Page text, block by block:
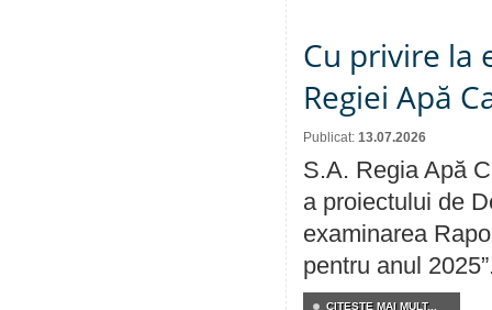
Cu privire la
Regiei Apă
Publicat: 13.07.2026
S.A. Regia Apă
a proiectului de
examinarea
pentru anul
CITEŞTE MAI MULT...